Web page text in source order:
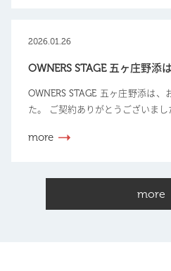
2026.01.26
OWNERS STAGE 五ヶ庄野添
OWNERS STAGE 五ヶ庄野添は
た。 ご契約ありがとうございまし
more
more